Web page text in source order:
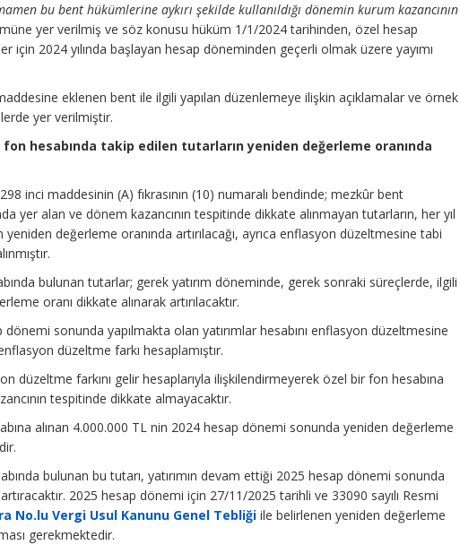
bu bent hükümlerine aykırı şekilde kullanıldığı dönemin kurum kazancının
yer verilmiş ve söz konusu hüküm 1/1/2024 tarihinden, özel hesap
için 2024 yılında başlayan hesap döneminden geçerli olmak üzere yayımı
eklenen bent ile ilgili yapılan düzenlemeye ilişkin açıklamalar ve örnek
yer verilmiştir.
fon hesabında takip edilen tutarların yeniden değerleme oranında
inci maddesinin (A) fıkrasının (10) numaralı bendinde; mezkûr bent
yer alan ve dönem kazancının tespitinde dikkate alınmayan tutarların, her yıl
değerleme oranında artırılacağı, ayrıca enflasyon düzeltmesine tabi
bulunan tutarlar; gerek yatırım döneminde, gerek sonraki süreçlerde, ilgili
oranı dikkate alınarak artırılacaktır.
dönemi sonunda yapılmakta olan yatırımlar hesabını enflasyon düzeltmesine
düzeltme farkı hesaplamıştır.
düzeltme farkını gelir hesaplarıyla ilişkilendirmeyerek özel bir fon hesabına
tespitinde dikkate almayacaktır.
alınan 4.000.000 TL nin 2024 hesap dönemi sonunda yeniden değerleme
bulunan bu tutarı, yatırımın devam ettiği 2025 hesap dönemi sonunda
2025 hesap dönemi için 27/11/2025 tarihli ve 33090 sayılı Resmi
No.lu Vergi Usul Kanunu Genel Tebliği ile belirlenen yeniden değerleme
gerekmektedir.